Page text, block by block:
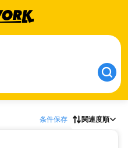
条件保存 関連度順